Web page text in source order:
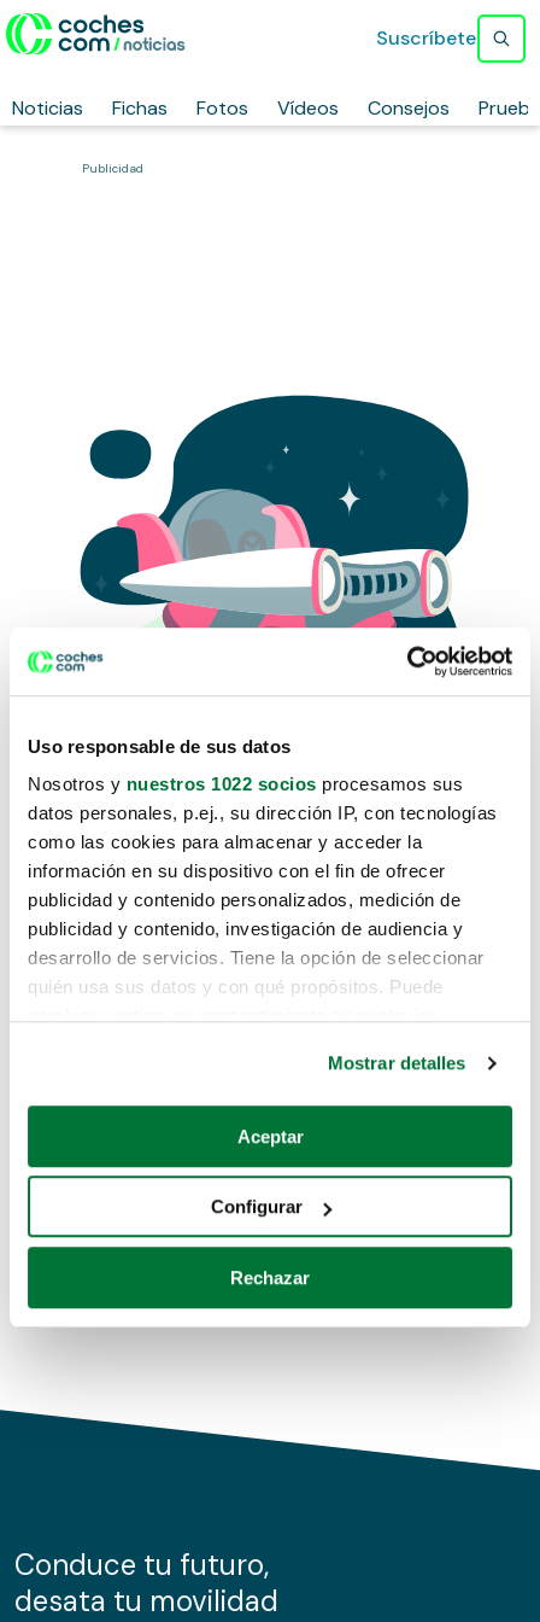
Uso responsable de sus datos
Nosotros y nuestros 1022 socios procesamos sus
datos personales, p.ej., su dirección IP, con tecnologías
como las cookies para almacenar y acceder la
información en su dispositivo con el fin de ofrecer
publicidad y contenido personalizados, medición de
publicidad y contenido, investigación de audiencia y
desarrollo de servicios. Tiene la opción de seleccionar
quién usa sus datos y con qué propósitos. Puede
Si lo permite, también quisiéramos:
Recopilar información sobre su ubicación geográfica
Identificar su dispositivo analizándolo activamente
para buscar características específicas (huellas
Obtenga más información sobre cómo se procesan sus
de cookies.
información sobre el uso que haga del sitio web con
nuestros partners de redes sociales, publicidad y análisis
Mostrar detalles
Aceptar
Configurar
Rechazar
Noticias Fichas Fotos Vídeos Consejos
Suscríbete
Publicidad
Lo sentimos, no sabemos como
te hemos traido hasta aquí.
Pero puedes encontrar el coche que estás
buscando en alguno de estos enlaces:
Coches de segunda mano
Coches de km0
Conduce tu futuro,
desata tu movilidad